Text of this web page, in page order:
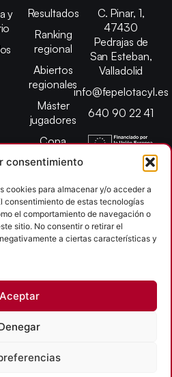
consentimiento
cookies para almacenar y/o acceder a
consentimiento de estas tecnologías
el comportamiento de navegación o
sitio. No consentir o retirar el
a ciertas características y
Aceptar
y
Resultados
Ranking
regional
Abiertos
regionales
Máster
jugadores
Copa
presidente
escolar
Campeonato
provincial
León
C. Pinar, 1,
47430
Pedrajas de
San Esteban,
Valladolid
info@fepelotacyl.es
640 90 22 41
2026
León | FePelotaCyL
TOOOLS